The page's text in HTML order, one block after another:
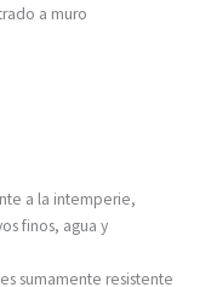
a muro
a la intemperie,
finos, agua y
sumamente resistente